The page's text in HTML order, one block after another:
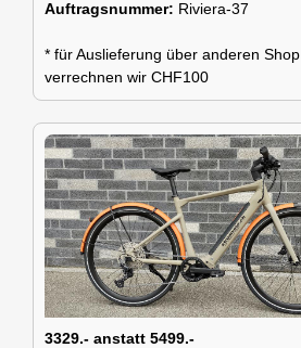
Auftragsnummer: Riviera-37
* für Auslieferung über anderen Shop
verrechnen wir CHF100
3329.- anstatt 5499.-